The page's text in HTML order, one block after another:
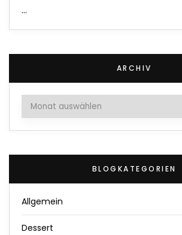
…
ARCHIV
Archiv
BLOGKATEGORIEN
Allgemein
Dessert